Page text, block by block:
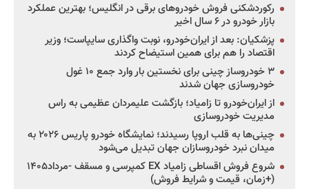
رکوردشکنی فروش خودروهای برقی در انگلیس؛ بهترین عملکرد
بازار خودرو در ۶ سال اخیر
پزشکیان: بعد از ایران‌خودرو، نوبت واگذاری سایپاست؛ وزیر
اقتصاد را هم برای همین استیضاح کردند
۳ خودروساز چینی برای نخستین بار وارد جمع ۱۰ غول
خودروسازی جهان شدند
از ایران‌خودرو تا زامیاد؛ بازگشت علیمردان عظیمی به راس
مدیریت خودروسازی
چینی‌ها به قلب اروپا رسیدند؛ نمایشگاه خودرو پاریس ۲۰۲۶ به
میدان نبرد خودروسازان جهان تبدیل می‌شود
شروع فروش اقساطی زامیاد EX کمپرسی و مسقف -مرداد۱۴۰۵
(+زمان، قیمت و شرایط فروش)